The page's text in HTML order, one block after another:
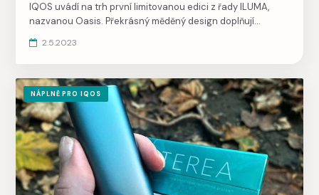
IQOS uvádí na trh první limitovanou edici z řady ILUMA,
nazvanou Oasis. Překrásný měděný design doplňují
dostupná pro všechny modely ILUMA, Prime i One.
2.5.2023
NÁPLNĚ PRO IQOS